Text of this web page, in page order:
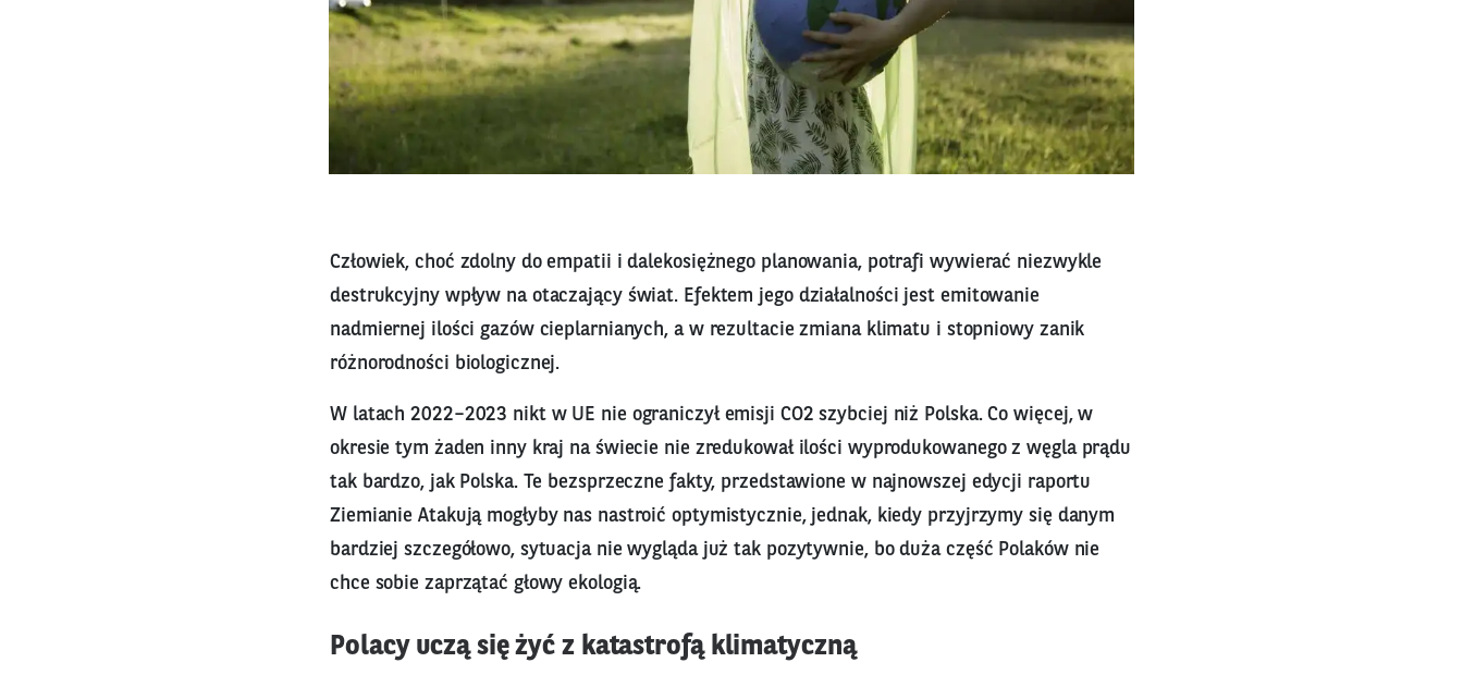
Człowiek, choć zdolny do empatii i dalekosiężnego planowania, potrafi wywierać niezwykle
destrukcyjny wpływ na otaczający świat. Efektem jego działalności jest emitowanie
nadmiernej ilości gazów cieplarnianych, a w rezultacie zmiana klimatu i stopniowy zanik
różnorodności biologicznej.
W latach 2022–2023 nikt w UE nie ograniczył emisji CO2 szybciej niż Polska. Co więcej, w
okresie tym żaden inny kraj na świecie nie zredukował ilości wyprodukowanego z węgla prądu
tak bardzo, jak Polska. Te bezsprzeczne fakty, przedstawione w najnowszej edycji raportu
Ziemianie Atakują mogłyby nas nastroić optymistycznie, jednak, kiedy przyjrzymy się danym
bardziej szczegółowo, sytuacja nie wygląda już tak pozytywnie, bo duża część Polaków nie
chce sobie zaprzątać głowy ekologią.
Polacy uczą się żyć z katastrofą klimatyczną